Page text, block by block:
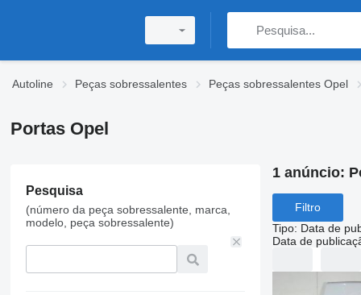
Autoline Peças sobressalentes Peças sobressalentes Opel
Portas Opel
Pesquisa
(número da peça sobressalente, marca,
modelo, peça sobressalente)
1 anúncio:
Filtro
Tipo: Data de
Data de